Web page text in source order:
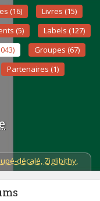
(16)
Livres (15)
(5)
Labels (127)
Groupes (67)
Partenaires (1)
décalé, Ziglibithy,